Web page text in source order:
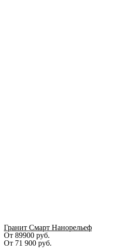
Гранит Смарт Нанорельеф
От 89900 руб.
От 71 900 руб.